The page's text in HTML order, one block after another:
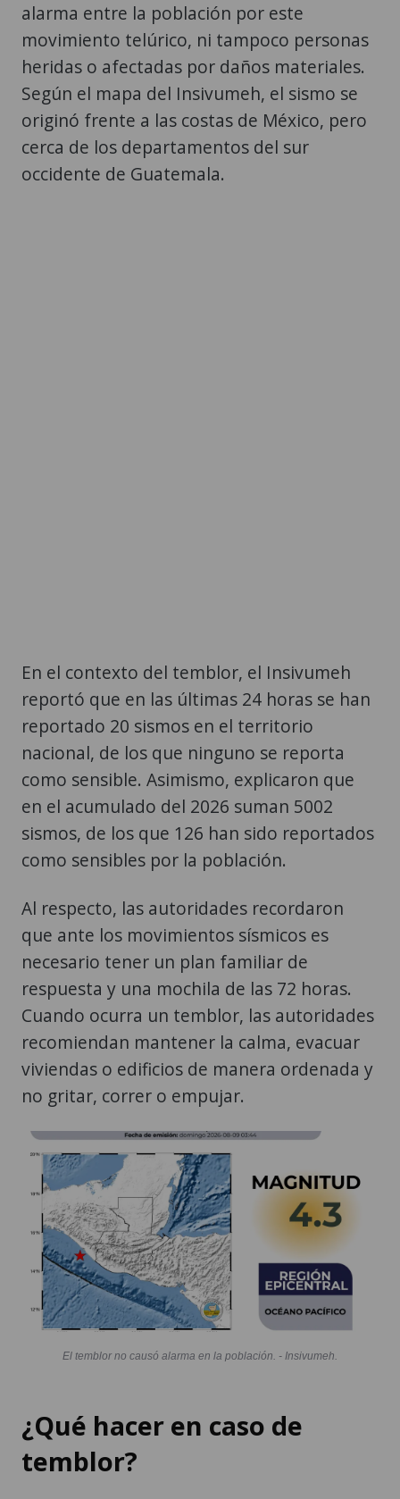
alarma entre la población por este
movimiento telúrico, ni tampoco personas
heridas o afectadas por daños materiales.
Según el mapa del Insivumeh, el sismo se
originó frente a las costas de México, pero
cerca de los departamentos del sur
occidente de Guatemala.
En el contexto del temblor, el Insivumeh
reportó que en las últimas 24 horas se han
reportado 20 sismos en el territorio
nacional, de los que ninguno se reporta
como sensible. Asimismo, explicaron que
en el acumulado del 2026 suman 5002
sismos, de los que 126 han sido reportados
como sensibles por la población.
Al respecto, las autoridades recordaron
que ante los movimientos sísmicos es
necesario tener un plan familiar de
respuesta y una mochila de las 72 horas.
Cuando ocurra un temblor, las autoridades
recomiendan mantener la calma, evacuar
viviendas o edificios de manera ordenada y
no gritar, correr o empujar.
El temblor no causó alarma en la población. - Insivumeh.
¿Qué hacer en caso de
temblor?